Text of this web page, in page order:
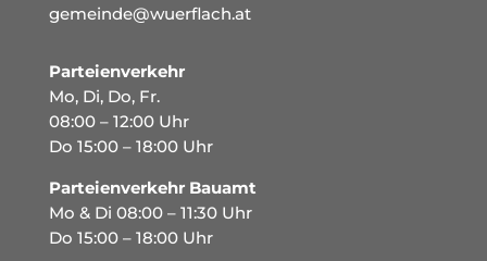
gemeinde@wuerflach.at
Parteienverkehr
Mo, Di, Do, Fr.
08:00 – 12:00 Uhr
Do 15:00 – 18:00 Uhr
Parteienverkehr Bauamt
Mo & Di 08:00 – 11:30 Uhr
Do 15:00 – 18:00 Uhr